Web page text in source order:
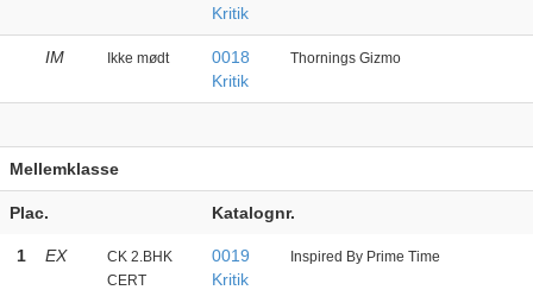
Kritik
IM Ikke mødt
0018
Kritik
Thornings Gizmo
Mellemklasse
Plac. Katalognr.
1 EX
CK 2.BHK
CERT
0019
Kritik
Inspired By Prime Time